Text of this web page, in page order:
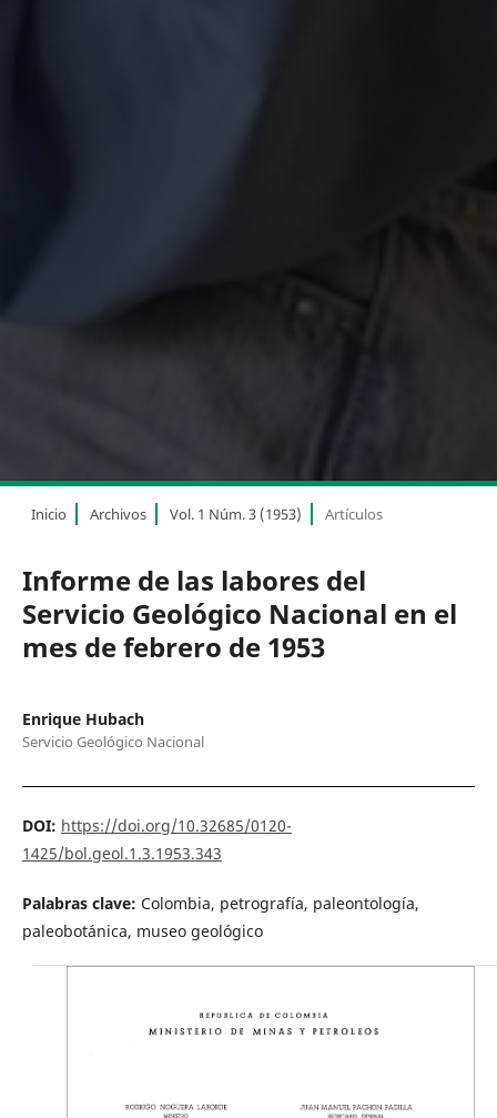
Inicio Archivos Vol. 1 Núm. 3 (1953) Artículos
Informe de las labores del
Servicio Geológico Nacional en el
mes de febrero de 1953
Enrique Hubach
Servicio Geológico Nacional
DOI: https://doi.org/10.32685/0120-
1425/bol.geol.1.3.1953.343
Palabras clave: Colombia, petrografía, paleontología,
paleobotánica, museo geológico